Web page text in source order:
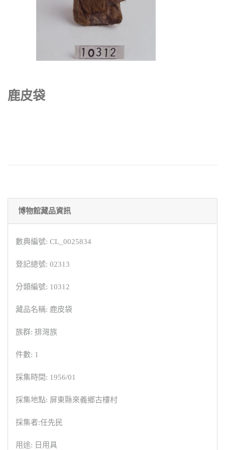
鹿皮袋
博物館藏品資訊
數典編號: CL_0025834
登記總號: 02313
分類編號: 10312
藏品名稱: 鹿皮袋
族群: 排灣族
件數: 1
採集時間: 1956/01
採集地點: 屏東縣來義鄉古樓村
採集者:任先民
用途: 日用具